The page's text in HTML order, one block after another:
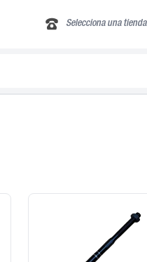
Selecciona una tienda